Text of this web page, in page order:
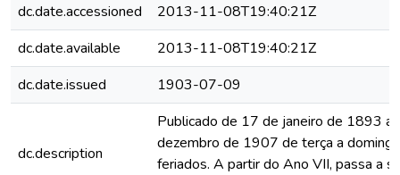
dc.date.accessioned
2013-11-08T19:40:21Z
dc.date.available
2013-11-08T19:40:21Z
dc.date.issued
1903-07-09
dc.description
Publicado de 17 de janeiro de 1893 a
dezembro de 1907 de terça a
feriados. A partir do Ano VII, passa a